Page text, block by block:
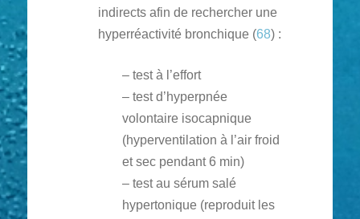
indirects afin de rechercher une
hyperréactivité bronchique (68) :
– test à l’effort
– test d’hyperpnée
volontaire isocapnique
(hyperventilation à l’air froid
et sec pendant 6 min)
– test au sérum salé
hypertonique (reproduit les